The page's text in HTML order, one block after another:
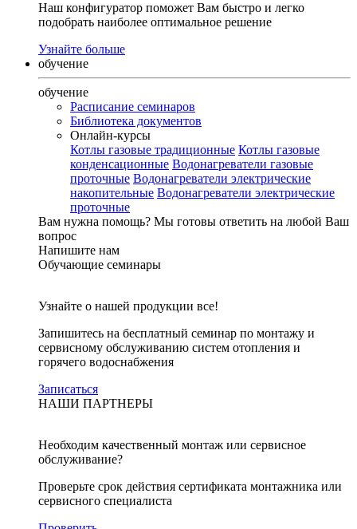
Наш конфигуратор поможет Вам быстро и легко
подобрать наиболее оптимальное решение
Узнайте больше
обучение
обучение
Расписание семинаров
Библиотека документов
Онлайн-курсы
Котлы газовые традиционные Котлы газовые
конденсационные Водонагреватели газовые
проточные Водонагреватели электрические
накопительные Водонагреватели электрические
проточные
Вам нужна помощь? Мы готовы ответить на любой Ваш
вопрос
Напишите нам
Обучающие семинары
Узнайте о нашей продукции все!
Запишитесь на бесплатный семинар по монтажу и
сервисному обслуживанию систем отопления и
горячего водоснабжения
Записаться
НАШИ ПАРТНЕРЫ
Необходим качественный монтаж или сервисное
обслуживание?
Проверьте срок действия сертификата монтажника или
сервисного специалиста